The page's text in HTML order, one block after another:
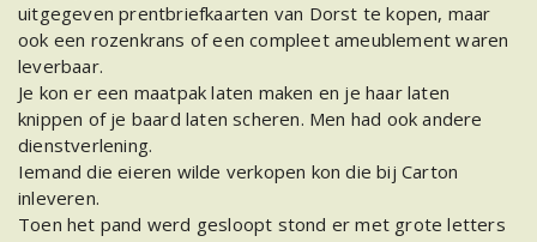
uitgegeven prentbriefkaarten van Dorst te kopen, maar
ook een rozenkrans of een compleet ameublement waren
leverbaar.
Je kon er een maatpak laten maken en je haar laten
knippen of je baard laten scheren. Men had ook andere
dienstverlening.
Iemand die eieren wilde verkopen kon die bij Carton
inleveren.
Toen het pand werd gesloopt stond er met grote letters